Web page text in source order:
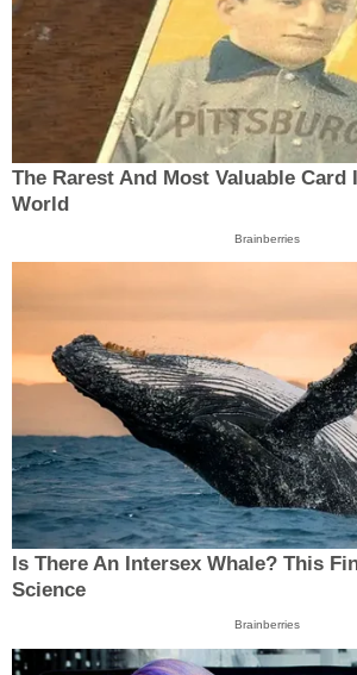
The Rarest And Most Valuable Card
World
Brainberries
Is There An Intersex Whale? This
Science
Brainberries